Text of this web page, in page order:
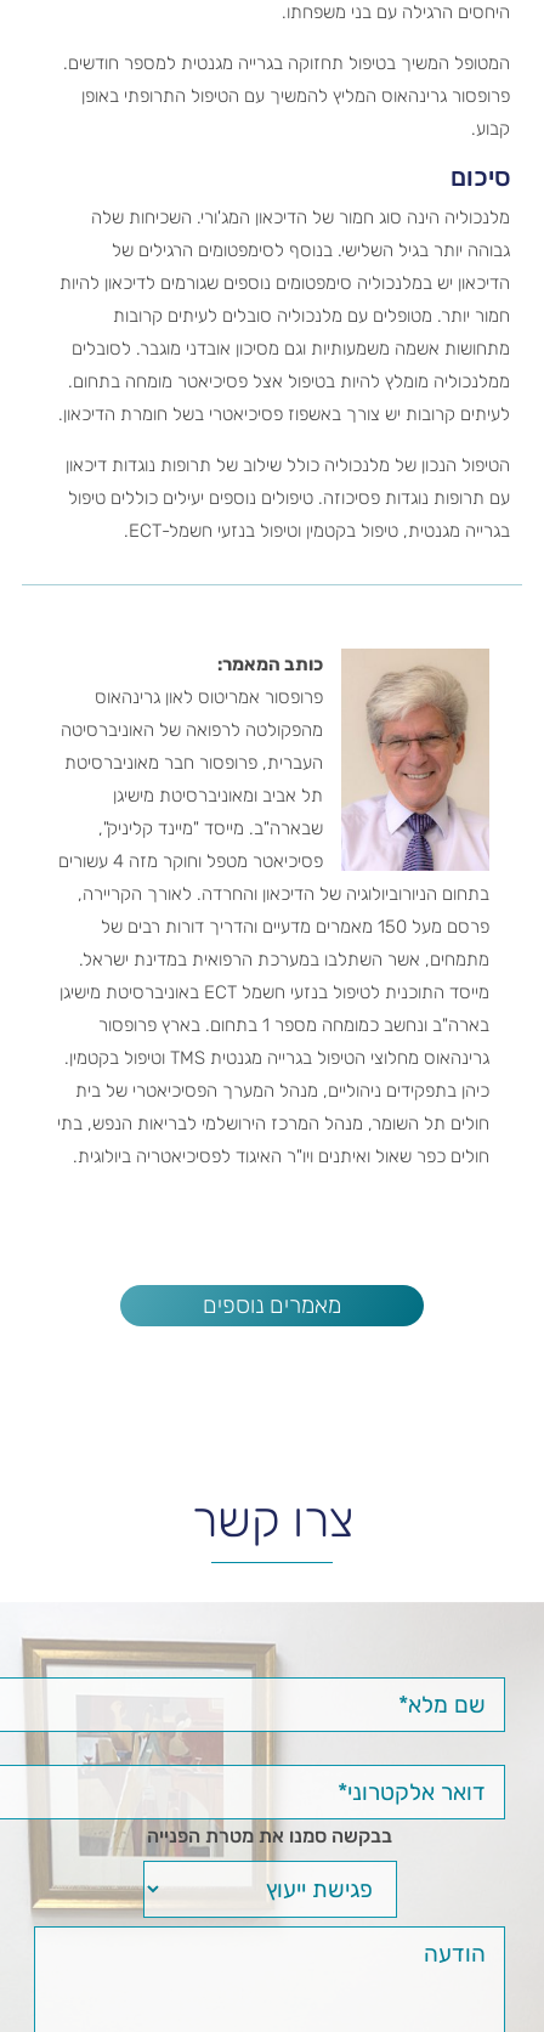
היחסים הרגילה עם בני משפחתו.
המטופל המשיך בטיפול תחזוקה בגרייה מגנטית למספר חודשים.
פרופסור גרינהאוס המליץ להמשיך עם הטיפול התרופתי באופן
קבוע.
סיכום
מלנכוליה הינה סוג חמור של הדיכאון המג'ורי. השכיחות שלה
גבוהה יותר בגיל השלישי. בנוסף לסימפטומים הרגילים של
הדיכאון יש במלנכוליה סימפטומים נוספים שגורמים לדיכאון להיות
חמור יותר. מטופלים עם מלנכוליה סובלים לעיתים קרובות
מתחושות אשמה משמעותיות וגם מסיכון אובדני מוגבר. לסובלים
ממלנכוליה מומלץ להיות בטיפול אצל פסיכיאטר מומחה בתחום.
לעיתים קרובות יש צורך באשפוז פסיכיאטרי בשל חומרת הדיכאון.
הטיפול הנכון של מלנכוליה כולל שילוב של תרופות נוגדות דיכאון
עם תרופות נוגדות פסיכוזה. טיפולים נוספים יעילים כוללים טיפול
בגרייה מגנטית, טיפול בקטמין וטיפול בנזעי חשמל-ECT.
כותב המאמר:
פרופסור אמריטוס לאון גרינהאוס
מהפקולטה לרפואה של האוניברסיטה
העברית, פרופסור חבר מאוניברסיטת
תל אביב ומאוניברסיטת מישיגן
שבארה"ב. מייסד "מיינד קליניק",
פסיכיאטר מטפל וחוקר מזה 4 עשורים
בתחום הניורוביולוגיה של הדיכאון והחרדה. לאורך הקריירה,
פרסם מעל 150 מאמרים מדעיים והדריך דורות רבים של
מתמחים, אשר השתלבו במערכת הרפואית במדינת ישראל.
מייסד התוכנית לטיפול בנזעי חשמל ECT באוניברסיטת מישיגן
בארה"ב ונחשב כמומחה מספר 1 בתחום. בארץ פרופסור
גרינהאוס מחלוצי הטיפול בגרייה מגנטית TMS וטיפול בקטמין.
כיהן בתפקידים ניהוליים, מנהל המערך הפסיכיאטרי של בית
חולים תל השומר, מנהל המרכז הירושלמי לבריאות הנפש, בתי
חולים כפר שאול ואיתנים ויו"ר האיגוד לפסיכיאטריה ביולוגית.
מאמרים נוספים
צרו קשר
בבקשה סמנו את מטרת הפנייה